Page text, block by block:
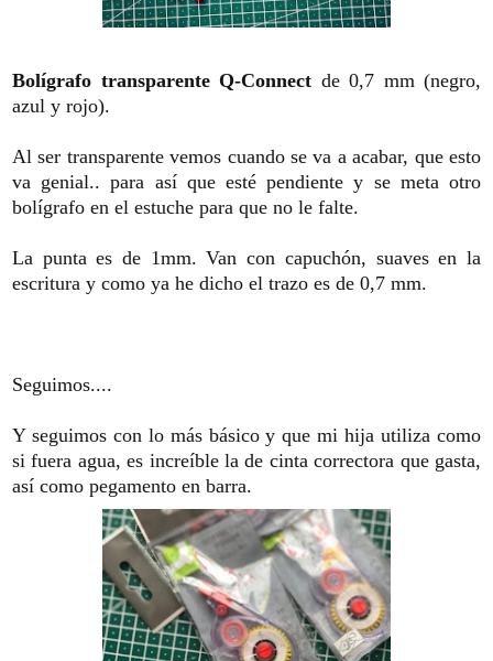
Bolígrafo transparente Q-Connect de 0,7 mm (negro,
azul y rojo).
Al ser transparente vemos cuando se va a acabar, que esto
va genial.. para así que esté pendiente y se meta otro
bolígrafo en el estuche para que no le falte.
La punta es de 1mm. Van con capuchón, suaves en la
escritura y como ya he dicho el trazo es de 0,7 mm.
Seguimos....
Y seguimos con lo más básico y que mi hija utiliza como
si fuera agua, es increíble la de cinta correctora que gasta,
así como pegamento en barra.